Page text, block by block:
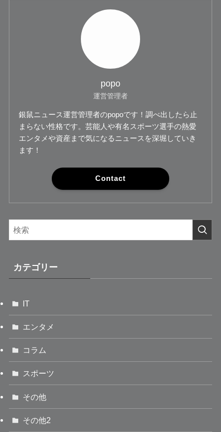
popo
運営管理者
銀鼠ニュース運営管理者のpopoです！調べ出したら止
まらない性格です。芸能人や有名スポーツ選手の熱愛
エンタメや資産まで気になるニュースを深堀していき
ます！
Contact
カテゴリー
IT
エンタメ
コラム
スポーツ
その他
その他2